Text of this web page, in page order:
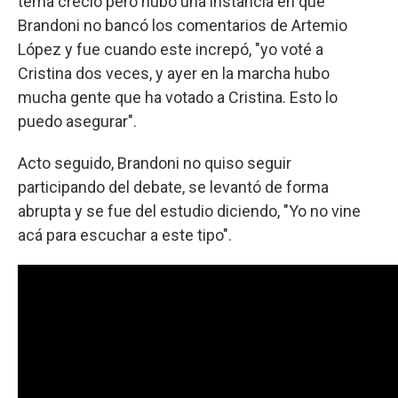
Brandoni no bancó los comentarios de Artemio
López y fue cuando este increpó, "yo voté a
Cristina dos veces, y ayer en la marcha hubo
mucha gente que ha votado a Cristina. Esto lo
puedo asegurar".
Acto seguido, Brandoni no quiso seguir
participando del debate, se levantó de forma
abrupta y se fue del estudio diciendo, "Yo no vine
acá para escuchar a este tipo".